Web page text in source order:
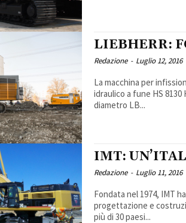
LIEBHERR:
Redazione - Luglio 12, 2016
La macchina per
idraulico a fune HS
diametro LB...
IMT:
Redazione - Luglio 11, 2016
Fondata nel 1974, IMT
progettazione e
più di 30 paesi...